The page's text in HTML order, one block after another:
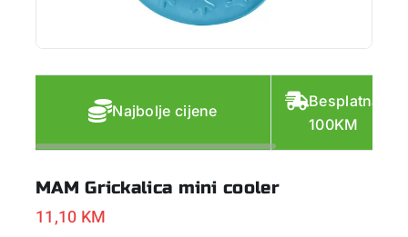
Najbolje cijene
Besplatna
100KM
MAM Grickalica mini cooler
11,10 KM